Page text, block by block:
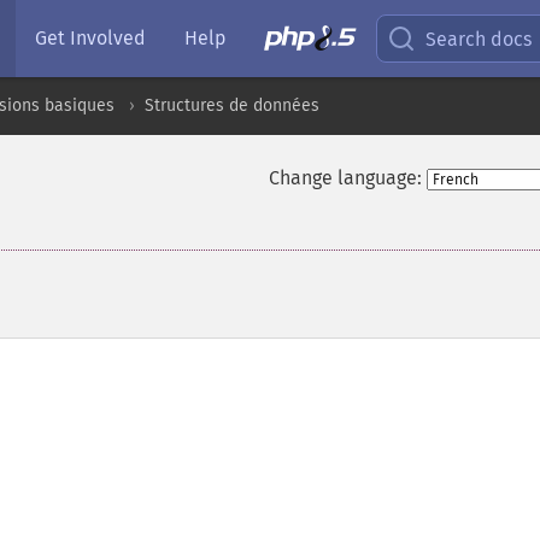
Get Involved Help Search docs
basiques Structures de données
Change language: